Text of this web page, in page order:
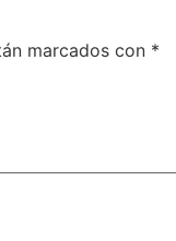
marcados con *